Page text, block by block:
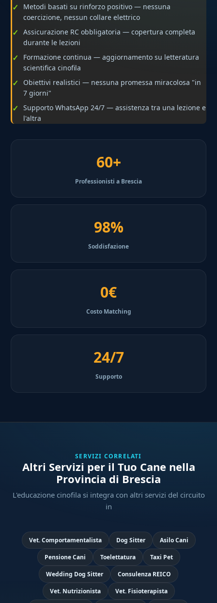
Metodi basati su rinforzo positivo — nessuna
coercizione, nessun collare elettrico
Assicurazione RC obbligatoria — copertura completa
durante le lezioni
Formazione continua — aggiornamento su letteratura
scientifica cinofila
Obiettivi realistici — nessuna promessa miracolosa "in
7 giorni"
Supporto WhatsApp 24/7 — assistenza tra una lezione e
l'altra
60+
Professionisti a Brescia
98%
Soddisfazione
0€
Costo Matching
24/7
Supporto
SERVIZI CORRELATI
Altri Servizi per il Tuo Cane nella
Provincia di Brescia
L'educazione cinofila si integra con altri servizi del circuito
in
Vet. Comportamentalista Dog Sitter Asilo Cani
Pensione Cani Toelettatura Taxi Pet
Wedding Dog Sitter Consulenza REICO
Vet. Nutrizionista Vet. Fisioterapista